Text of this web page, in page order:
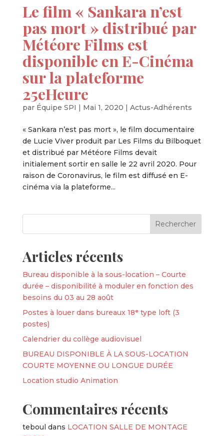
Le film « Sankara n’est
pas mort » distribué par
Météore Films est
disponible en E-Cinéma
sur la plateforme
25eHeure
par Équipe SPI | Mai 1, 2020 | Actus-Adhérents
« Sankara n’est pas mort », le film documentaire
de Lucie Viver produit par Les Films du Bilboquet
et distribué par Météore Films devait
initialement sortir en salle le 22 avril 2020. Pour
raison de Coronavirus, le film est diffusé en E-
cinéma via la plateforme...
Articles récents
Bureau disponible à la sous-location – Courte
durée – disponibilité à moduler en fonction des
besoins du 03 au 28 août
Postes à louer dans bureaux 18ᵉ type loft (3
postes)
Calendrier du collège audiovisuel
BUREAU DISPONIBLE À LA SOUS-LOCATION
COURTE MOYENNE OU LONGUE DURÉE
Location studio Animation
Commentaires récents
teboul dans LOCATION SALLE DE MONTAGE